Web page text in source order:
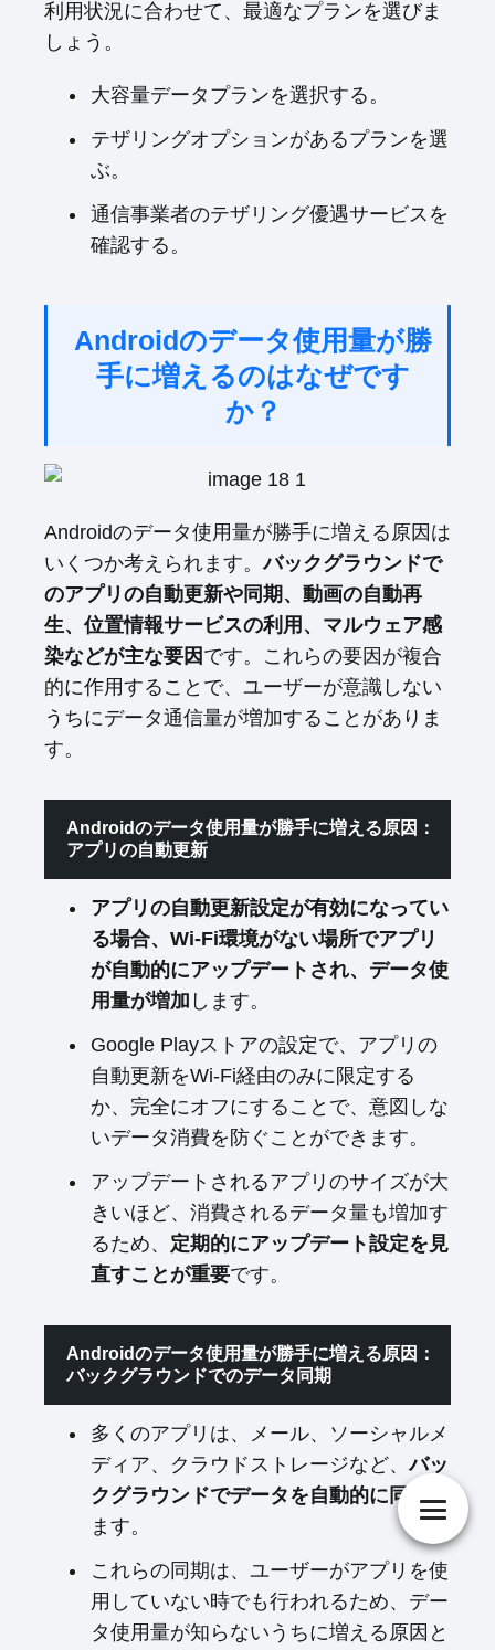
利用状況に合わせて、最適なプランを選びま
しょう。
大容量データプランを選択する。
テザリングオプションがあるプランを選
ぶ。
通信事業者のテザリング優遇サービスを
確認する。
Androidのデータ使用量が勝
手に増えるのはなぜです
か？
Androidのデータ使用量が勝手に増える原因は
いくつか考えられます。バックグラウンドで
のアプリの自動更新や同期、動画の自動再
生、位置情報サービスの利用、マルウェア感
染などが主な要因 です。これらの要因が複合
的に作用することで、ユーザーが意識しない
うちにデータ通信量が増加することがありま
す。
Androidのデータ使用量が勝手に増える原因：
アプリの自動更新
アプリの自動更新設定が有効になってい
る場合、Wi-Fi環境がない場所でアプリ
が自動的にアップデートされ、データ使
用量が増加 します。
Google Playストアの設定で、アプリの
自動更新をWi-Fi経由のみに限定する
か、完全にオフにすることで、意図しな
いデータ消費を防ぐことができます。
アップデートされるアプリのサイズが大
きいほど、消費されるデータ量も増加す
るため、 定期的にアップデート設定を見
直すことが重要です。
Androidのデータ使用量が勝手に増える原因：
バックグラウンドでのデータ同期
多くのアプリは、メール、ソーシャルメ
ディア、クラウドストレージなど、バッ
クグラウンドでデータを自動的に同期し
ます。
これらの同期は、ユーザーがアプリを使
用していない時でも行われるため、デー
タ使用量が知らないうちに増える原因と